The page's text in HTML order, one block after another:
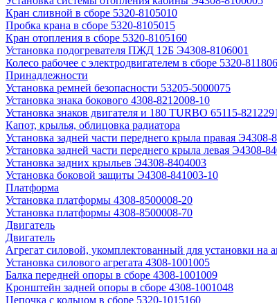
Кран сливной в сборе 5320-8105010
Пробка крана в сборе 5320-8105015
Кран отопления в сборе 5320-8105160
Установка подогревателя ПЖД 12Б Э4308-8106001
Колесо рабочее с электродвигателем в сборе 5320-
Принадлежности
Установка ремней безопасности 53205-5000075
Установка знака бокового 4308-8212008-10
Установка знаков двигателя и 180 TURBO 65115-
Капот, крылья, облицовка радиатора
Установка задней части переднего крыла правая Э4308-
Установка задней части переднего крыла левая Э4308-
Установка задних крыльев Э4308-8404003
Установка боковой защиты Э4308-841003-10
Платформа
Установка платформы 4308-8500008-20
Установка платформы 4308-8500008-70
Двигатель
Двигатель
Агрегат силовой, укомплектованный для установки на
Установка силового агрегата 4308-1001005
Балка передней опоры в сборе 4308-1001009
Кронштейн задней опоры в сборе 4308-1001048
Цепочка с кольцом в сборе 5320-1015160